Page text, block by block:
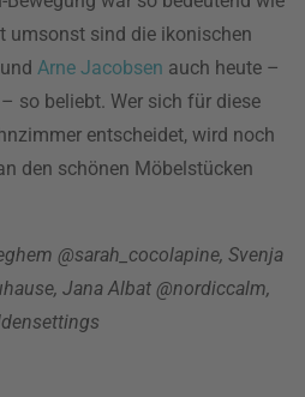
umsonst sind die ikonischen
und Arne Jacobsen auch heute –
so beliebt. Wer sich für diese
entscheidet, wird noch
den schönen Möbelstücken
@sarah_cocolapine, Svenja
Jana Albat @nordiccalm,